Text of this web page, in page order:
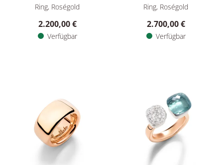
Pomellato Iconica Ring , Ref: PAC4000O700000000, Preis:
Ring, Roségold
2.200,00 €
Verfügbar
Pomellato Iconica Ring ,
Ring, Roségold
2.700,00 €
Verfügbar